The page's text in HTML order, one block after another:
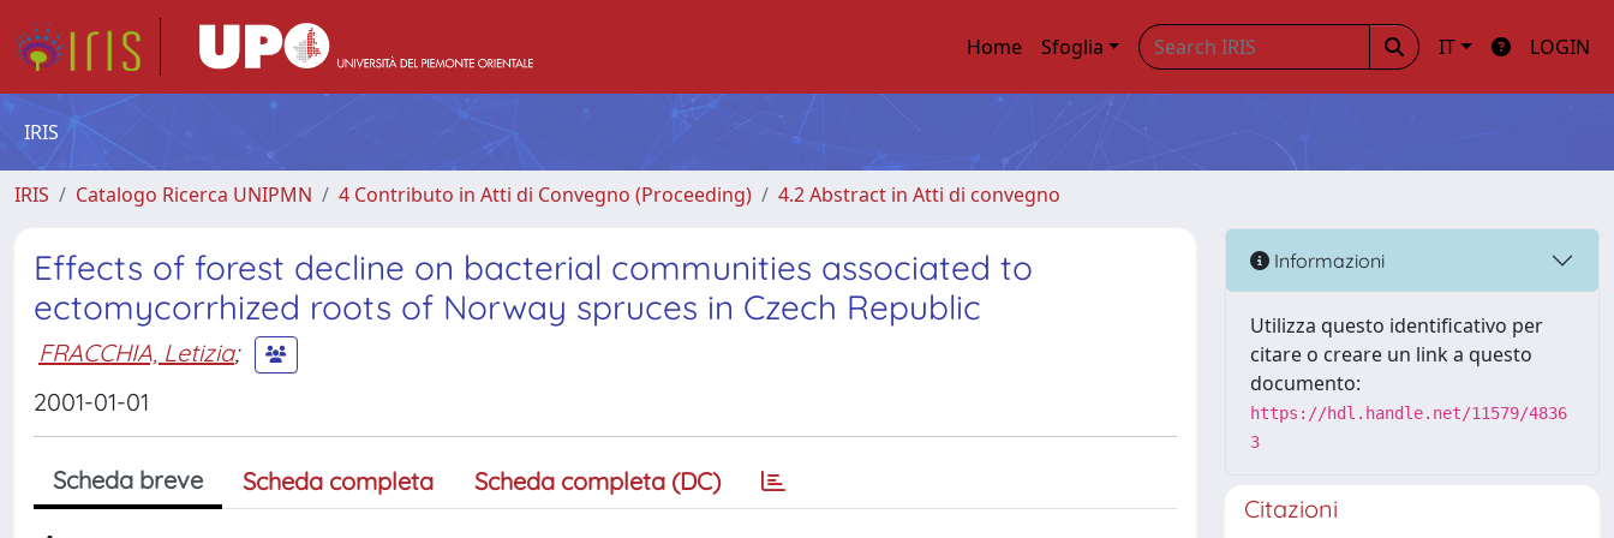
Home Sfoglia IT LOGIN
IRIS
IRIS Catalogo Ricerca UNIPMN 4 Contributo in Atti di Convegno (Proceeding) 4.2 Abstract in Atti di convegno
Effects of forest decline on bacterial communities associated to
ectomycorrhized roots of Norway spruces in Czech Republic
FRACCHIA, Letizia;
2001-01-01
Scheda breve Scheda completa Scheda completa (DC)
Informazioni
Utilizza questo identificativo per
citare o creare un link a questo
documento:
https://hdl.handle.net/11579/4836
3
Citazioni